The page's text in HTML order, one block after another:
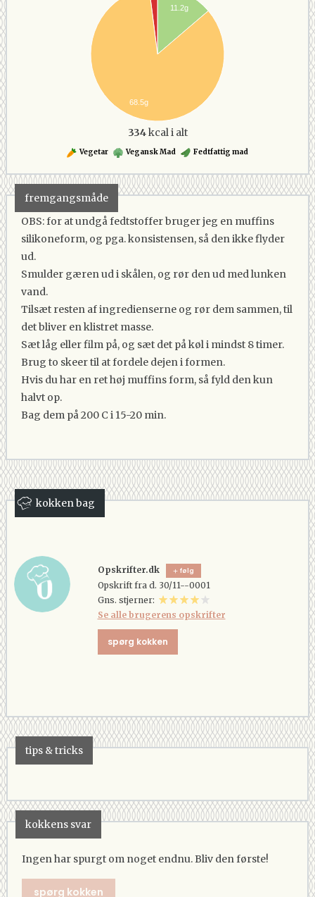
11.2g
68.5g
334kcal i alt
Vegetar Vegansk Mad Fedtfattig mad
fremgangsmåde
OBS: for at undgå fedtstoffer bruger jeg en muffins
silikoneform, og pga. konsistensen, så den ikke flyder
ud.
Smulder gæren ud i skålen, og rør den ud med lunken
vand.
Tilsæt resten af ingredienserne og rør dem sammen, til
det bliver en klistret masse.
Sæt låg eller film på, og sæt det på køl i mindst 8 timer.
Brug to skeer til at fordele dejen i formen.
Hvis du har en ret høj muffins form, så fyld den kun
halvt op.
Bag dem på 200 C i 15-20 min.
kokken bag
Opskrifter.dk følg
Opskrift fra d. 30/11--0001
Gns. stjerner:
Se alle brugerens opskrifter
spørg kokken
tips & tricks
kokkens svar
Ingen har spurgt om noget endnu. Bliv den første!
spørg kokken